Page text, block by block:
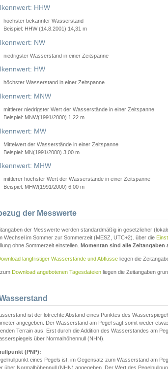
HHW
höchster bekannter Wasserstand
Beispiel: HHW (14.8.2001) 14,31 m
NW
niedrigster Wasserstand in einer Zeitspanne
HW
höchster Wasserstand in einer Zeitspanne
MNW
mittlerer niedrigster Wert der Wasserstände in einer Zeitspanne
Beispiel: MNW(1991/2000) 1,22 m
MW
Mittelwert der Wasserstände in einer Zeitspanne
Beispiel: MN(1991/2000) 3,00 m
MHW
mittlerer höchster Wert der Wasserstände in einer Zeitspanne
Beispiel: MHW(1991/2000) 6,00 m
der Messwerte
der Messwerte werden standardmäßig in gesetzlicher
Wechsel im Sommer zur Sommerzeit (MESZ, UTC+2). über die
ohne Sommerzeit einstellen. Momentan sind alle
langfristiger Wasserstände und Abflüsse liegen die
Download angebotenen Tagesdateien liegen die Zeitangaben
ist der lotrechte Abstand eines Punktes des
angegeben. Der Wasserstand am Pegel sagt somit weder
Terrain aus. Erst durch die Addition des Wasserstandes am
über Normalhöhennull (NHN).
(PNP):
eines Pegels ist, im Gegensatz zum Wasserstand am
über Normalhöhennull (NHN) angegeben. Der Wert des